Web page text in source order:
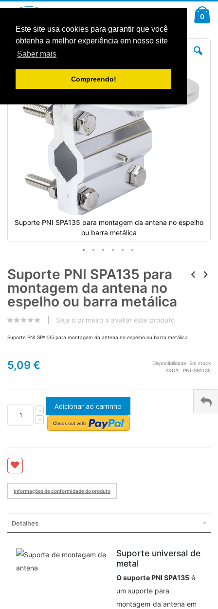
Este site usa cookies para garantir que você
obtenha a melhor experiência em nosso site
Saber mais
Compreendo!
Conteúdo
0
Saltar
Suporte PNI SPA135 para montagem da antena no espelho
ou barra metálica
Suporte PNI SPA135 para
montagem da antena no
espelho ou barra metálica
Seja o primeiro a avaliar este produto
Suporte PNI SPA135 para montagem da antena no espelho ou barra metálica
5,09 € Disponibilidade: Em stock
SKU
PNI-SPA135
Adicionar ao carrinho
Informações de conformidade do produto
Detalhes
Suporte universal de
metal
O suporte PNI SPA135 é
um suporte para
montagem da antena em